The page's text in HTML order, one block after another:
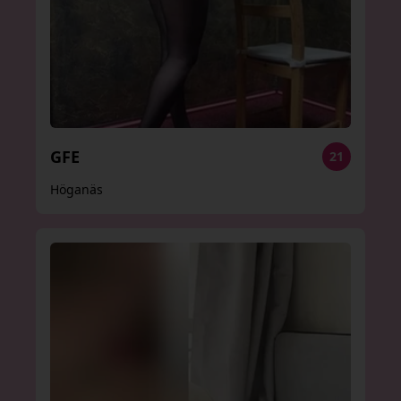
GFE
21
Höganäs